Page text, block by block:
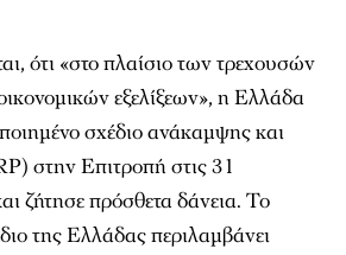
ότι «στο πλαίσιο των τρεχουσών
εξελίξεων», η Ελλάδα
σχέδιο ανάκαμψης και
στην Επιτροπή στις 31
ζήτησε πρόσθετα δάνεια. Το
της Ελλάδας περιλαμβάνει